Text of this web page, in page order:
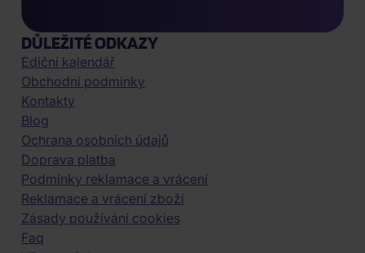
DŮLEŽITÉ ODKAZY
Ediční kalendář
Obchodní podmínky
Kontakty
Blog
Ochrana osobních údajů
Doprava platba
Podmínky reklamace a vrácení
Reklamace a vrácení zboží
Zásady používání cookies
Faq